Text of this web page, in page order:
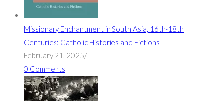
Missionary Enchantment in South Asia, 16th-18th
Centuries: Catholic Histories and Fictions
February 21, 2025/
0 Comments